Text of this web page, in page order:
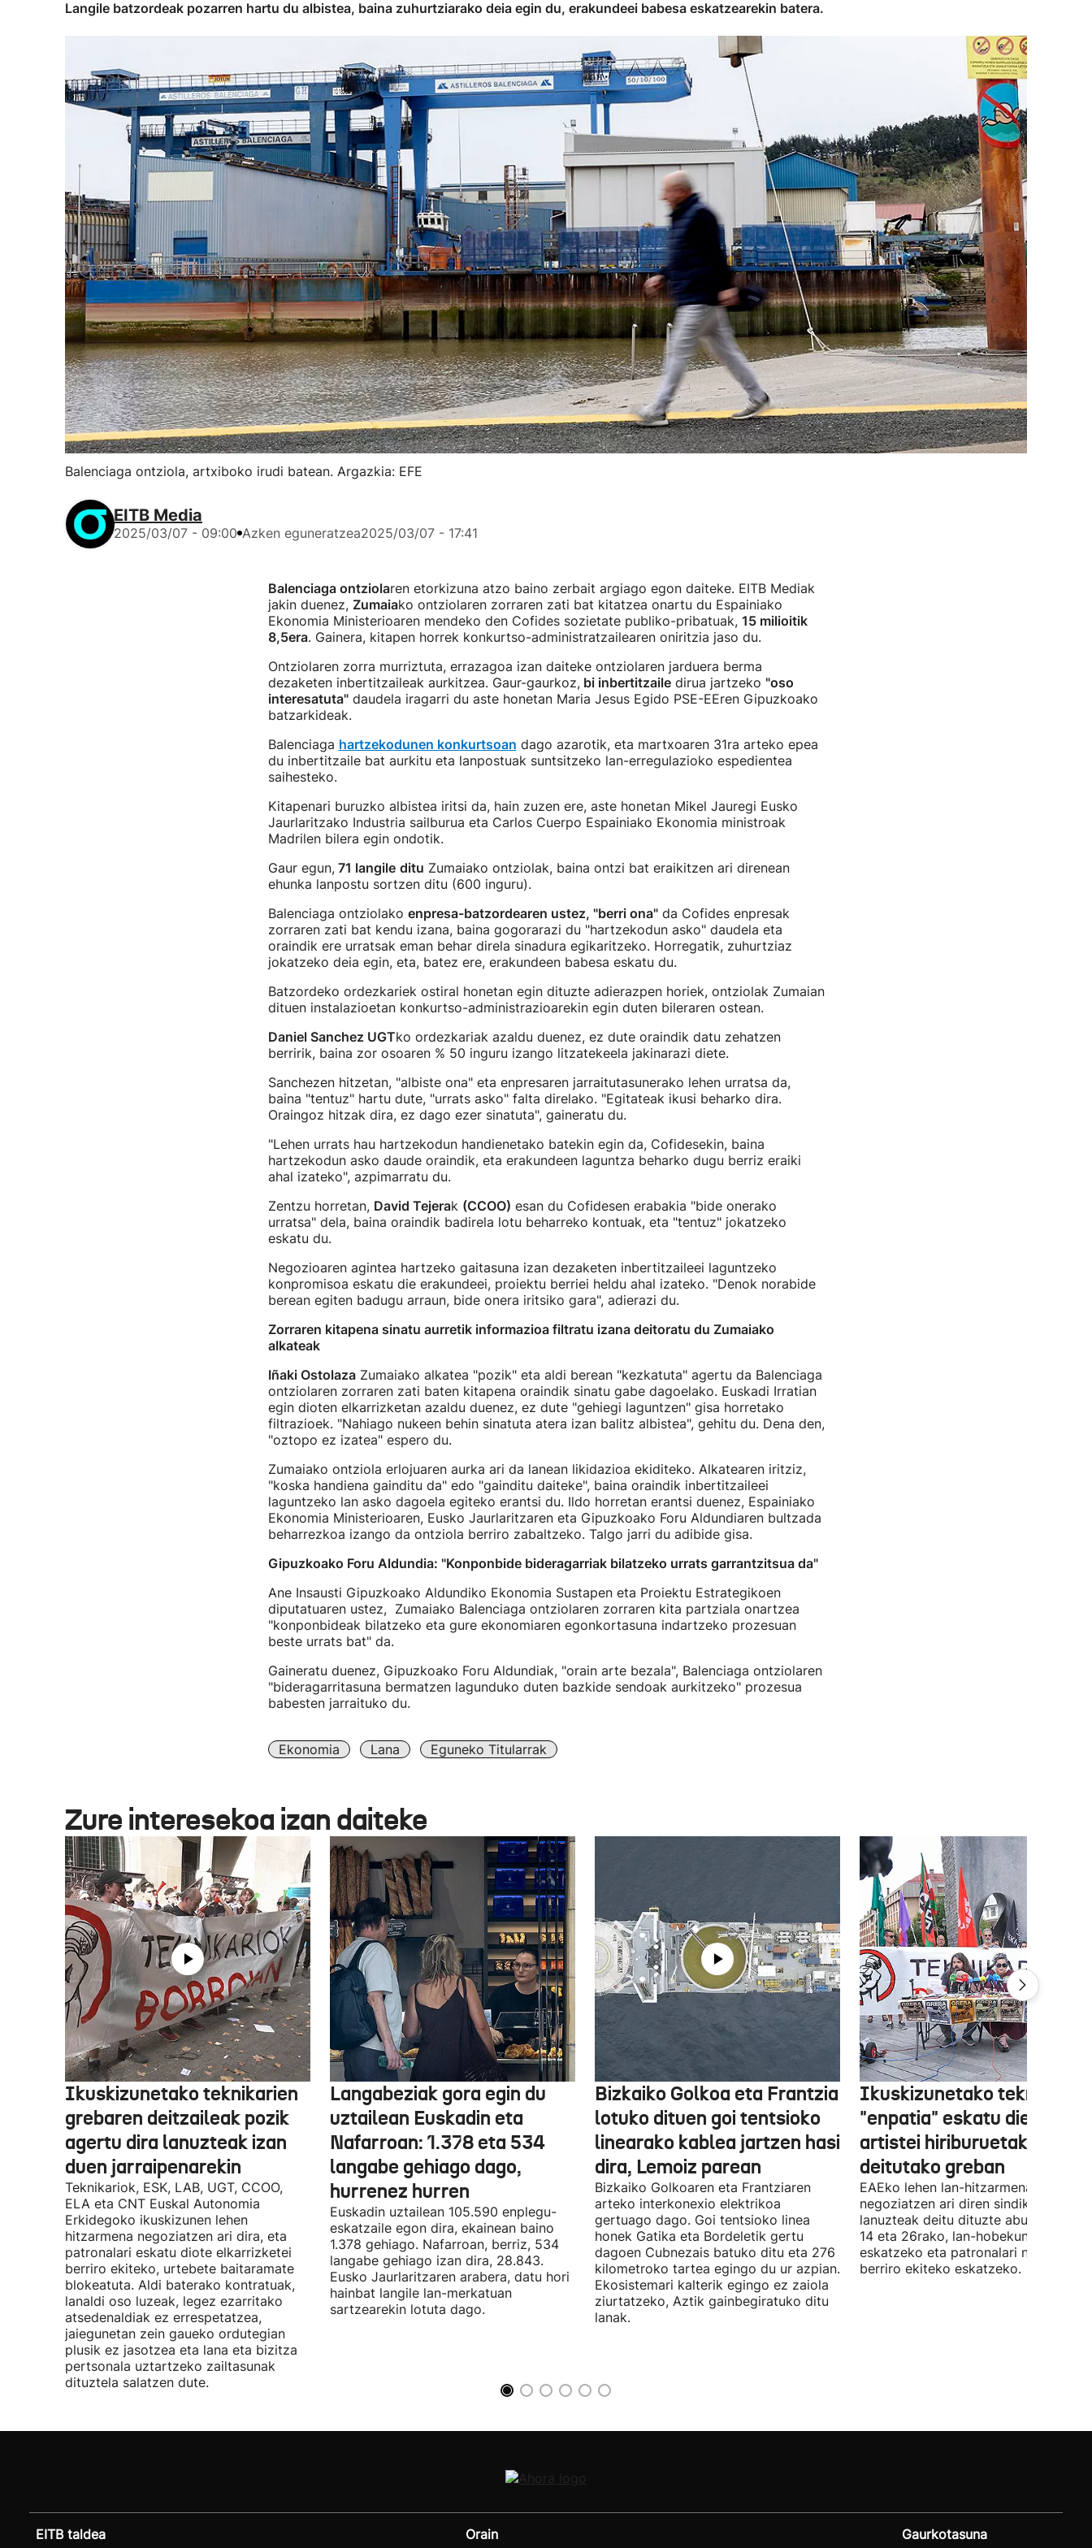
Langile batzordeak pozarren hartu du albistea, baina zuhurtziarako deia egin du, erakundeei babesa eskatzearekin batera.
Balenciaga ontziola, artxiboko irudi batean. Argazkia: EFE
EITB Media
2025/03/07 - 09:00 Azken eguneratzea2025/03/07 - 17:41
Balenciaga ontziolaren etorkizuna atzo baino zerbait argiago egon daiteke. EITB Mediak
jakin duenez, Zumaiako ontziolaren zorraren zati bat kitatzea onartu du Espainiako
Ekonomia Ministerioaren mendeko den Cofides sozietate publiko-pribatuak, 15 milioitik
8,5era. Gainera, kitapen horrek konkurtso-administratzailearen oniritzia jaso du.
Ontziolaren zorra murriztuta, errazagoa izan daiteke ontziolaren jarduera berma
dezaketen inbertitzaileak aurkitzea. Gaur-gaurkoz,bi inbertitzailedirua jartzeko "oso
interesatuta"daudela iragarri du aste honetan Maria Jesus Egido PSE-EEren Gipuzkoako
batzarkideak.
Balenciaga hartzekodunen konkurtsoan dago azarotik, eta martxoaren 31ra arteko epea
du inbertitzaile bat aurkitu eta lanpostuak suntsitzeko lan-erregulazioko espedientea
saihesteko.
Kitapenari buruzko albistea iritsi da, hain zuzen ere, aste honetan Mikel Jauregi Eusko
Jaurlaritzako Industria sailburua eta Carlos Cuerpo Espainiako Ekonomia ministroak
Madrilen bilera egin ondotik.
Gaur egun,71 langile ditu Zumaiako ontziolak, baina ontzi bat eraikitzen ari direnean
ehunka lanpostu sortzen ditu (600 inguru).
Balenciaga ontziolako enpresa-batzordearen ustez, "berri ona"da Cofides enpresak
zorraren zati bat kendu izana, baina gogorarazi du "hartzekodun asko" daudela eta
oraindik ere urratsak eman behar direla sinadura egikaritzeko. Horregatik, zuhurtziaz
jokatzeko deia egin, eta, batez ere, erakundeen babesa eskatu du.
Batzordeko ordezkariek ostiral honetan egin dituzte adierazpen horiek, ontziolak Zumaian
dituen instalazioetan konkurtso-administrazioarekin egin duten bileraren ostean.
Daniel Sanchez UGTko ordezkariak azaldu duenez, ez dute oraindik datu zehatzen
berririk, baina zor osoaren % 50 inguru izango litzatekeela jakinarazi diete.
Sanchezen hitzetan, "albiste ona" eta enpresaren jarraitutasunerako lehen urratsa da,
baina "tentuz" hartu dute, "urrats asko" falta direlako. "Egitateak ikusi beharko dira.
Oraingoz hitzak dira, ez dago ezer sinatuta", gaineratu du.
"Lehen urrats hau hartzekodun handienetako batekin egin da, Cofidesekin, baina
hartzekodun asko daude oraindik, eta erakundeen laguntza beharko dugu berriz eraiki
ahal izateko", azpimarratu du.
Zentzu horretan, David Tejerak (CCOO) esan du Cofidesen erabakia "bide onerako
urratsa" dela, baina oraindik badirela lotu beharreko kontuak, eta "tentuz" jokatzeko
eskatu du.
Negozioaren agintea hartzeko gaitasuna izan dezaketen inbertitzaileei laguntzeko
konpromisoa eskatu die erakundeei, proiektu berriei heldu ahal izateko. "Denok norabide
berean egiten badugu arraun, bide onera iritsiko gara", adierazi du.
Zorraren kitapena sinatu aurretik informazioa filtratu izana deitoratu du Zumaiako
alkateak
Iñaki OstolazaZumaiako alkatea "pozik" eta aldi berean "kezkatuta" agertu da Balenciaga
ontziolaren zorraren zati baten kitapena oraindik sinatu gabe dagoelako. Euskadi Irratian
egin dioten elkarrizketan azaldu duenez, ez dute "gehiegi laguntzen" gisa horretako
filtrazioek. "Nahiago nukeen behin sinatuta atera izan balitz albistea", gehitu du. Dena den,
"oztopo ez izatea" espero du.
Zumaiako ontziola erlojuaren aurka ari da lanean likidazioa ekiditeko. Alkatearen iritziz,
"koska handiena gainditu da" edo "gainditu daiteke", baina oraindik inbertitzaileei
laguntzeko lan asko dagoela egiteko erantsi du. Ildo horretan erantsi duenez, Espainiako
Ekonomia Ministerioaren, Eusko Jaurlaritzaren eta Gipuzkoako Foru Aldundiaren bultzada
beharrezkoa izango da ontziola berriro zabaltzeko. Talgo jarri du adibide gisa.
Gipuzkoako Foru Aldundia: "Konponbide bideragarriak bilatzeko urrats garrantzitsua da"
Ane Insausti Gipuzkoako Aldundiko Ekonomia Sustapen eta Proiektu Estrategikoen
diputatuaren ustez, Zumaiako Balenciaga ontziolaren zorraren kita partziala onartzea
"konponbideak bilatzeko eta gure ekonomiaren egonkortasuna indartzeko prozesuan
beste urrats bat" da.
Gaineratu duenez, Gipuzkoako Foru Aldundiak, "orain arte bezala", Balenciaga ontziolaren
"bideragarritasuna bermatzen lagunduko duten bazkide sendoak aurkitzeko" prozesua
babesten jarraituko du.
Ekonomia Lana Eguneko Titularrak
Zure interesekoa izan daiteke
Ikuskizunetako teknikarien
grebaren deitzaileak pozik
agertu dira lanuzteak izan
duen jarraipenarekin
Teknikariok, ESK, LAB, UGT, CCOO,
ELA eta CNT Euskal Autonomia
Erkidegoko ikuskizunen lehen
hitzarmena negoziatzen ari dira, eta
patronalari eskatu diote elkarrizketei
berriro ekiteko, urtebete baitaramate
blokeatuta. Aldi baterako kontratuak,
lanaldi oso luzeak, legez ezarritako
atsedenaldiak ez errespetatzea,
jaiegunetan zein gaueko ordutegian
plusik ez jasotzea eta lana eta bizitza
pertsonala uztartzeko zailtasunak
dituztela salatzen dute.
Langabeziak gora egin du
uztailean Euskadin eta
Nafarroan: 1.378 eta 534
langabe gehiago dago,
hurrenez hurren
Euskadin uztailean 105.590 enplegu-
eskatzaile egon dira, ekainean baino
1.378 gehiago. Nafarroan, berriz, 534
langabe gehiago izan dira, 28.843.
Eusko Jaurlaritzaren arabera, datu hori
hainbat langile lan-merkatuan
sartzearekin lotuta dago.
Bizkaiko Golkoa eta Frantzia
lotuko dituen goi tentsioko
linearako kablea jartzen hasi
dira, Lemoiz parean
Bizkaiko Golkoaren eta Frantziaren
arteko interkonexio elektrikoa
gertuago dago. Goi tentsioko linea
honek Gatika eta Bordeletik gertu
dagoen Cubnezais batuko ditu eta 276
kilometroko tartea egingo du ur azpian.
Ekosistemari kalterik egingo ez zaiola
ziurtatzeko, Aztik gainbegiratuko ditu
lanak.
Ikuskizunetako teknikariek
"enpatia" eskatu diete
artistei hiriburuetako
deitutako greban
EAEko lehen lan-hitzarmena
negoziatzen ari diren sindikatuek
lanuzteak deitu dituzte abuztuaren 5,
14 eta 26rako, lan-hobekuntzak
eskatzeko eta patronalari
berriro ekiteko eskatzeko.
EITB taldea Orain Gaurkotasuna